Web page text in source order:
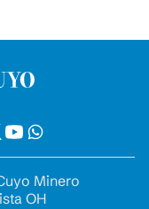
Minero
OH